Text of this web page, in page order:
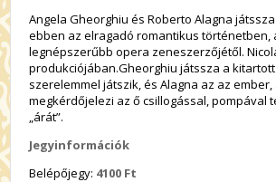
Angela Gheorghiu és Roberto Alagna
ebben az elragadó romantikus történetben,
legnépszerűbb opera zeneszerzőjétől.
produkciójában.Gheorghiu játssza a
szerelemmel játszik, és Alagna az az ember,
megkérdőjelezi az ő csillogással, pompával
„árát”.
Jegyinformációk
Belépőjegy: 4100 Ft